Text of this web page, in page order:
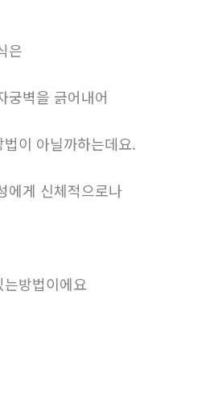
은
궁벽을 긁어내어
이 아닐까하는데요.
에게 신체적으로나
방법이에요